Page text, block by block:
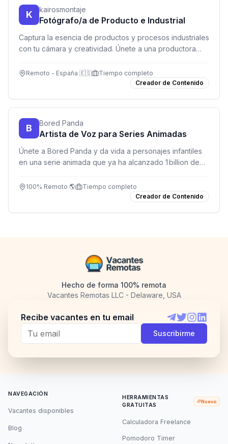
K kairosmontaje
Fotógrafo/a de Producto e Industrial
Captura la esencia de productos y procesos industriales
con tu cámara y creatividad. Únete a una productora
fotografía profesional.
Remoto - España 🇪🇸
Tiempo completo
Creador de Contenido
B Bored Panda
Artista de Voz para Series Animadas
Únete a Bored Panda y da vida a personajes infantiles
en una serie animada que ya ha alcanzado 1 billion de
100% Remoto 🌎
Tiempo completo
Creador de Contenido
Hecho de forma 100% remota
Vacantes Remotas LLC - Delaware, USA
Recibe vacantes en tu email
Telegram
TwitterInstagram
Suscribirme
NAVEGACIÓN
Vacantes disponibles
Blog
HERRAMIENTAS
GRATUITAS
Nuevo
Calculadora Freelance
Pomodoro Timer